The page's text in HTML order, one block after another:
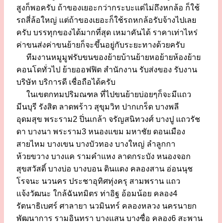
สูงก็พอครับ ถ้าของเยอะกว่ากระบะแต่ไม่ถึงหกล้อ ก็ใช้
รถสี่ล้อใหญ่ แต่ถ้าของเยอะก็ใช้รถหกล้อรับจ้างไปเลย
ครับ บรรทุกของได้มากที่สุด เหมาคันได้ ราคาเท่าไหร่
ค่าขนส่งค่าขนย้ายก็จะขึ้นอยู่กับระยะทางด้วยครับ
ทีมงานหมูมูฟรับขนของย้ายบ้านย้ายหอย้ายห้องย้าย
คอนโดทั่วไป ย้ายออฟฟิต สำนักงาน รับส่งของ รับงาน
บริษัท บริการดี เชื่อถือได้ครับ
ในเขตกทมปริมณฑล ที่ไปขนย้ายบ่อยๆก็จะมีแถว
มีนบุรี รังสิต ลาดพร้าว สุขุมวิท ปากเกร็ด บางพลี
อุดมสุข พระราม2 ปิ่นเกล้า จรัญสนิทวงศ์ บางปู แถวรัช
ดา บางนา พระราม3 หนองแขม มหาชัย ดอนเมือง
สายไหม บางเขน บางบัวทอง บางใหญ่ ลำลูกกา
ห้วยขวาง บางแค รามคำแหง ลาดกระบัง หนองจอก
สุขสวัสดิ์ บางบ่อ บางบอน ดินแดง คลองสาน อ่อนนุช
โรจนะ นวนคร ประชาอุทิศทุ่งครุ สามพราน แถว
แจ้งวัฒนะ ใกล้ฉันทมิตร ท่าอิฐ อ้อมน้อย คลอง4
รัตนาธิเบศร์ ศาลายา นวมินทร์ คลองหลวง นครนายก
พัฒนาการ รามอินทรา บางแสน บางซื่อ คลอง6 สะพาน